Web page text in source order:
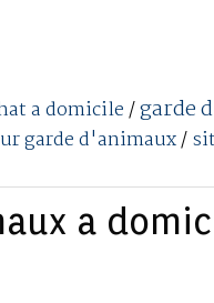
a domicile/garde
garde d'animaux/
a